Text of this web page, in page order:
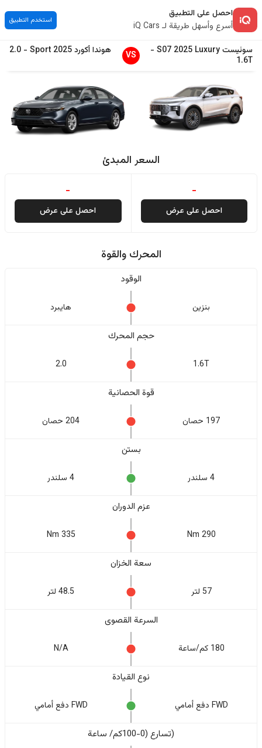
احصل على التطبيق
أسرع وأسهل طريقة لـ iQ Cars
استخدم التطبيق
سوئیست S07 2025 Luxury
-
1.6T
VS هونداأكورد2025
Sport
-
2.0
السعر المبدئ
-
احصل على عرض
-
احصل على عرض
المحرك والقوة
الوقود
بنزين هايبرد
حجم المحرك
1.6T
2.0
قوة الحصانية
197 حصان 204 حصان
بستن
4 سلندر 4 سلندر
عزم الدوران
290 Nm
335 Nm
سعة الخزان
57 لتر 48.5 لتر
السرعة القصوى
180 كم/ساعة N/A
نوع القيادة
FWD دفع أمامي FWD دفع أمامي
(تسارع (0-100كم/ ساعة